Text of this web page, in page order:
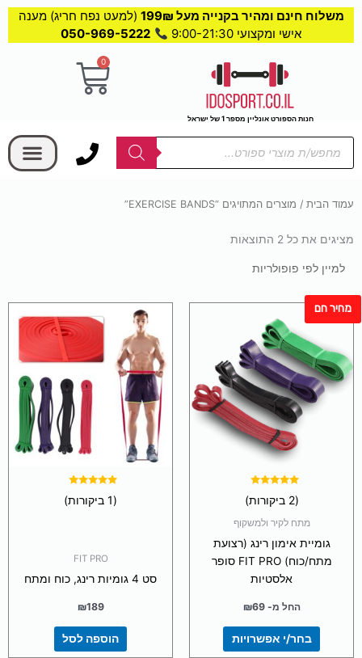
משלוח חינם ומהיר בקנייה מעל 199₪
(למעט נפח חריג) מענה
אישי ומקצועי 9:00-21:30
050-969-5222
חנות הספורט אונליין מספר 1 של ישראל
0
עגלת
Products
search
עמוד הבית / מוצרים המתויגים “EXERCISE BANDS”
מציגים את כל ⁦2⁩ התוצאות
ממוין
מחיר חם
5.00
(2 ביקורות)
מתח לקיר ולמשקוף
גומיית אימון רינג (רצועת
מתח/כוח) FIT PRO סופר
אלסטיות
החל מ- ₪69
בחר/י אפשרויות
זה
יש
מספר
סוגים.
ניתן
לבחור
את
האפשרויות
5.00
(1 ביקורות)
FIT PRO
סט 4 גומיות רינג, כוח ומתח
₪189
הוספה לסל